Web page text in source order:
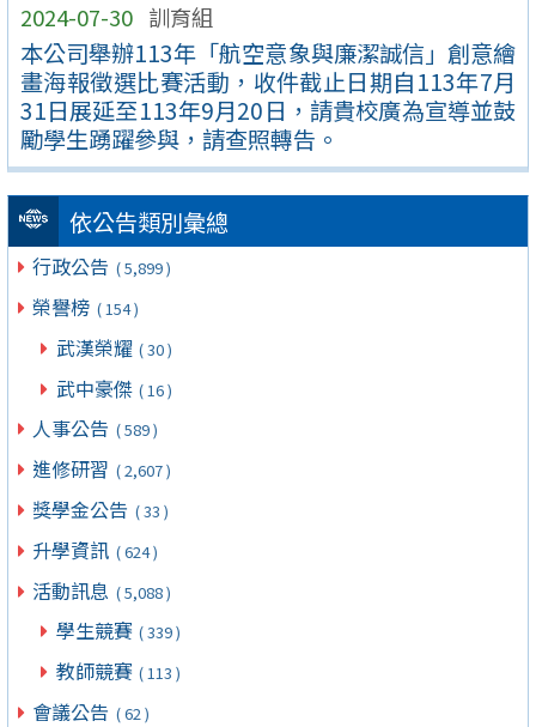
2024-07-30 訓育組
本公司舉辦113年「航空意象與廉潔誠信」創意繪
畫海報徵選比賽活動，收件截止日期自113年7月
31日展延至113年9月20日，請貴校廣為宣導並鼓
勵學生踴躍參與，請查照轉告。
依公告類別彙總
行政公告 ( 5,899 )
榮譽榜 ( 154 )
武漢榮耀 ( 30 )
武中豪傑 ( 16 )
人事公告 ( 589 )
進修研習 ( 2,607 )
獎學金公告 ( 33 )
升學資訊 ( 624 )
活動訊息 ( 5,088 )
學生競賽 ( 339 )
教師競賽 ( 113 )
會議公告 ( 62 )